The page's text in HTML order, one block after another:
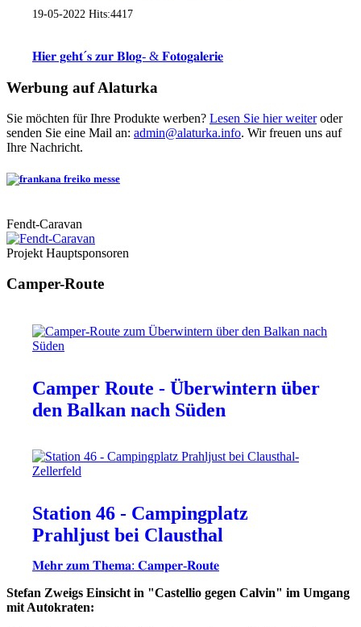
19-05-2022 Hits:4417
𝐇𝐢𝐞𝐫 𝐠𝐞𝐡𝐭´𝐬 𝐳𝐮𝐫 𝐁𝐥𝐨𝐠- & 𝐅𝐨𝐭𝐨𝐠𝐚𝐥𝐞𝐫𝐢𝐞
Werbung auf Alaturka
Sie möchten für Ihre Produkte werben? Lesen Sie hier weiteroder
senden Sie eine Mail an: admin@alaturka.info. Wir freuen uns auf
Ihre Nachricht.
Fendt-Caravan
Projekt Hauptsponsoren
Camper-Route
Camper Route - Überwintern über
den Balkan nach Süden
Station 46 - Campingplatz
Prahljust bei Clausthal
𝐌𝐞𝐡𝐫 𝐳𝐮𝐦 𝐓𝐡𝐞𝐦𝐚: 𝐂𝐚𝐦𝐩𝐞𝐫-𝐑𝐨𝐮𝐭𝐞
Stefan Zweigs Einsicht in "Castellio gegen Calvin" im Umgang
mit Autokraten: